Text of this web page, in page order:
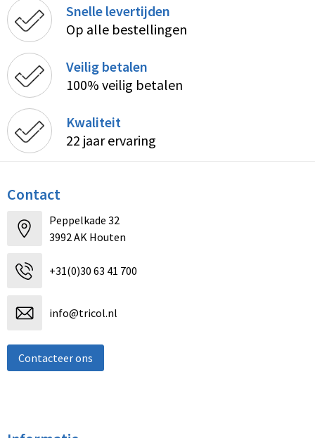
Snelle levertijden
Op alle bestellingen
Veilig betalen
100% veilig betalen
Kwaliteit
22 jaar ervaring
Contact
Peppelkade 32
3992 AK Houten
+31(0)30 63 41 700
info@tricol.nl
Contacteer ons